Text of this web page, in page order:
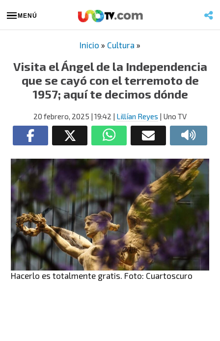
MENÚ
Inicio » Cultura »
Visita el Ángel de la Independencia
que se cayó con el terremoto de
1957; aquí te decimos dónde
20 febrero, 2025 | 19:42 | Lillían Reyes | Uno TV
Hacerlo es totalmente gratis. Foto: Cuartoscuro